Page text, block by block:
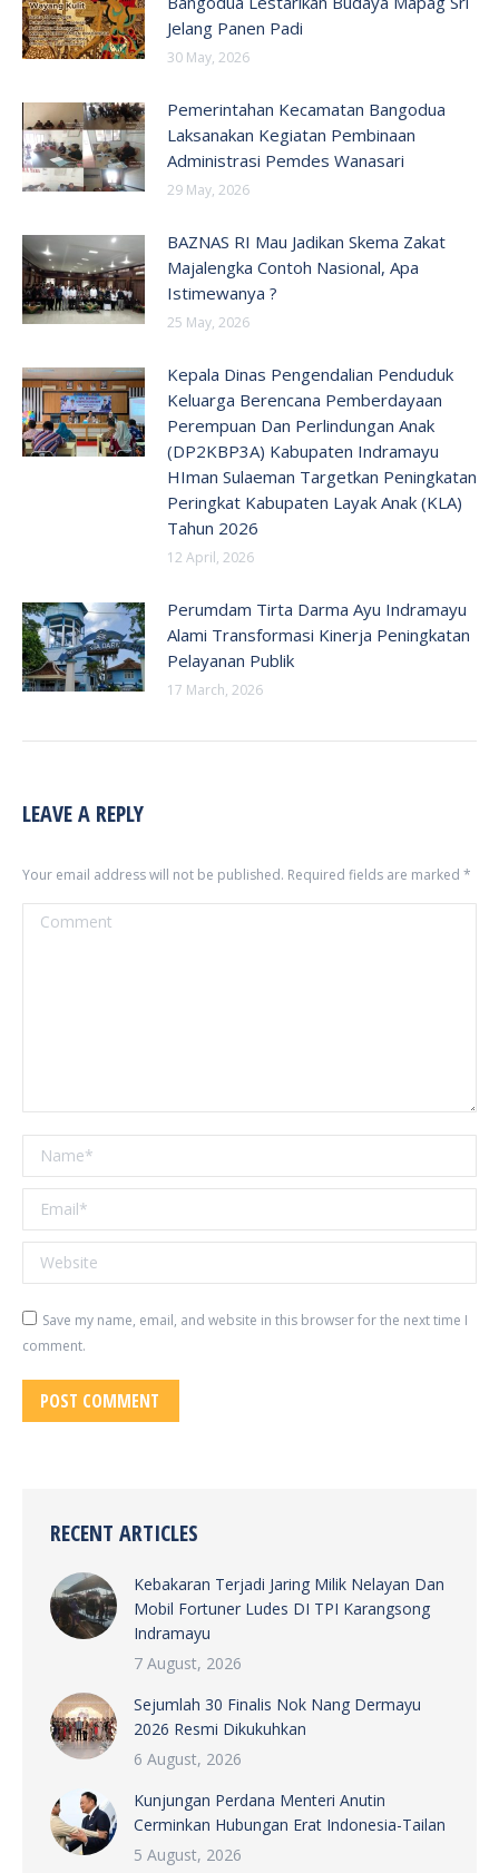
Jelang Panen Padi
30 May, 2026
Pemerintahan Kecamatan Bangodua
Laksanakan Kegiatan Pembinaan
Administrasi Pemdes Wanasari
29 May, 2026
BAZNAS RI Mau Jadikan Skema Zakat
Majalengka Contoh Nasional, Apa
Istimewanya ?
25 May, 2026
Kepala Dinas Pengendalian Penduduk
Keluarga Berencana Pemberdayaan
Perempuan Dan Perlindungan Anak
(DP2KBP3A) Kabupaten Indramayu
HIman Sulaeman Targetkan Peningkatan
Peringkat Kabupaten Layak Anak (KLA)
Tahun 2026
12 April, 2026
Perumdam Tirta Darma Ayu Indramayu
Alami Transformasi Kinerja Peningkatan
Pelayanan Publik
17 March, 2026
LEAVE A REPLY
Your email address will not be published. Required fields are marked *
Comment
Name *
Email *
Website
Save my name, email, and website in this browser for the next time I
comment.
POST COMMENT
RECENT ARTICLES
Kebakaran Terjadi Jaring Milik Nelayan Dan
Mobil Fortuner Ludes DI TPI Karangsong
Indramayu
7 August, 2026
Sejumlah 30 Finalis Nok Nang Dermayu
2026 Resmi Dikukuhkan
6 August, 2026
Kunjungan Perdana Menteri Anutin
Cerminkan Hubungan Erat Indonesia-Tailan
5 August, 2026